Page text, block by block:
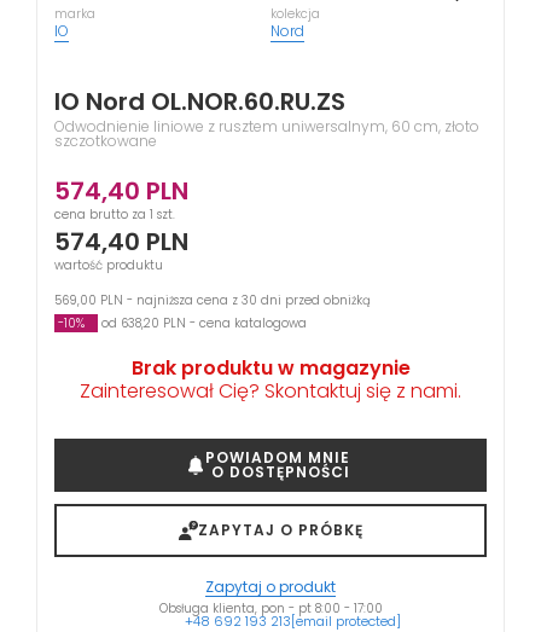
marka
IO
kolekcja
Nord
IO Nord OL.NOR.60.RU.ZS
Odwodnienie liniowe z rusztem uniwersalnym, 60 cm, złoto
szczotkowane
574,40 PLN
cena brutto za 1 szt.
574,40 PLN
wartość produktu
569,00 PLN - najniższa cena z 30 dni przed obniżką
-10%
od 638,20 PLN - cena katalogowa
Brak produktu w magazynie
Zainteresował Cię? Skontaktuj się z nami.
POWIADOM MNIE
O DOSTĘPNOŚCI
ZAPYTAJ O PRÓBKĘ
Zapytaj o produkt
Obsługa klienta, pon - pt 8:00 - 17:00
+48 692 193 213[email protected]